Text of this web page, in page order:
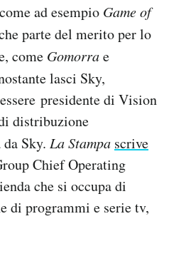
ad esempio Game of
parte del merito per lo
come Gomorrae
lasci Sky,
presidente di Vision
distribuzione
Sky. La Stampa scrive
Chief Operating
che si occupa di
di programmi e serie tv,